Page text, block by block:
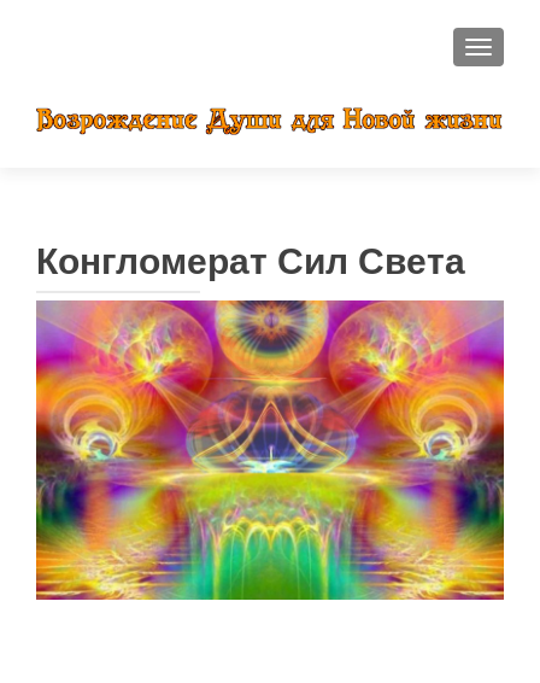
Конгломерат Сил Света